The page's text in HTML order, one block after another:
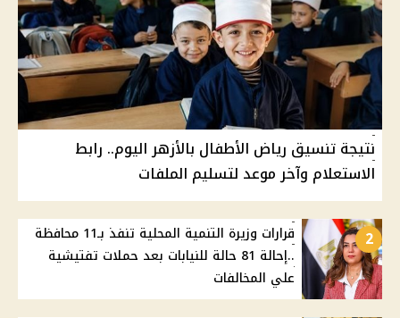
نتيجة تنسيق رياض الأطفال بالأزهر اليوم.. رابط
الاستعلام وآخر موعد لتسليم الملفات
2
قرارات وزيرة التنمية المحلية تنفذ بـ11 محافظة
..إحالة 81 حالة للنيابات بعد حملات تفتيشية
علي المخالفات